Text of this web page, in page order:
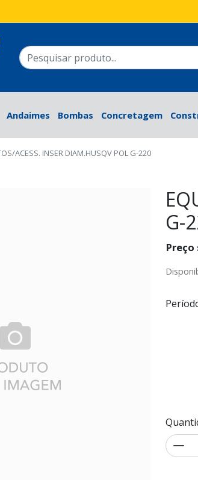
Andaimes Bombas Concretagem
ACESS. INSER DIAM.HUSQV POL G-220
G-